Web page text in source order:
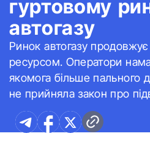
гуртовому
автогазу
Ринок автогазу
ресурсом. Оператори
якомога більше пального
не прийняла закон про